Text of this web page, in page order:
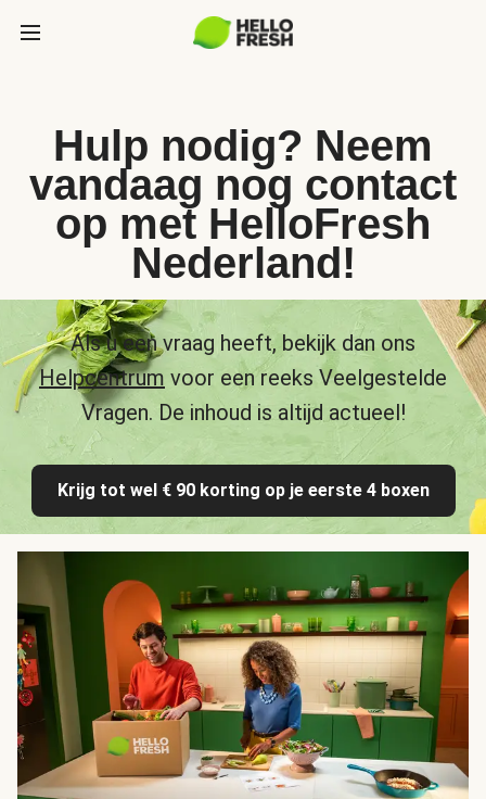
Hulp nodig? Neem
vandaag nog contact
op met HelloFresh
Nederland!
Als u een vraag heeft, bekijk dan ons
Helpcentrum voor een reeks Veelgestelde
Vragen. De inhoud is altijd actueel!
Krijg tot wel € 90 korting op je eerste 4 boxen